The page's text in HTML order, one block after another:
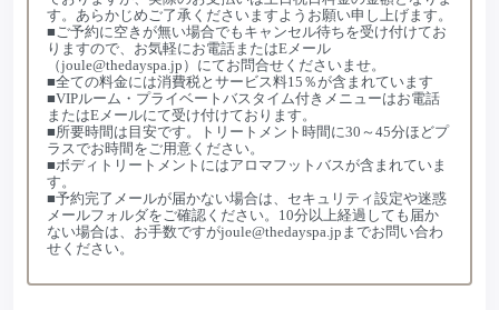
す。あらかじめご了承くださいますようお願い申し上げます。
■ご予約に空きが無い場合でもキャンセル待ちを受け付けてお
りますので、お気軽にお電話またはEメール
（joule@thedayspa.jp）にてお問合せくださいませ。
■全ての料金には消費税とサービス料15％が含まれています
■VIPルーム・プライベートバスタイム付きメニューはお電話
またはEメールにて受け付けております。
■所要時間は目安です。トリートメント時間に30～45分ほどプ
ラスでお時間をご用意ください。
■ボディトリートメントにはアロマフットバスが含まれていま
す。
■予約完了メールが届かない場合は、セキュリティ設定や迷惑
メールフォルダをご確認ください。10分以上経過しても届か
ない場合は、お手数ですがjoule@thedayspa.jpまでお問い合わ
せください。